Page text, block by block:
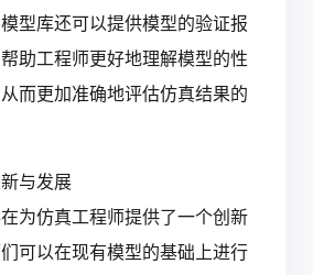
型库还可以提供模型的验证报
助工程师更好地理解模型的性
而更加准确地评估仿真结果的
与发展
为仿真工程师提供了一个创新
可以在现有模型的基础上进行